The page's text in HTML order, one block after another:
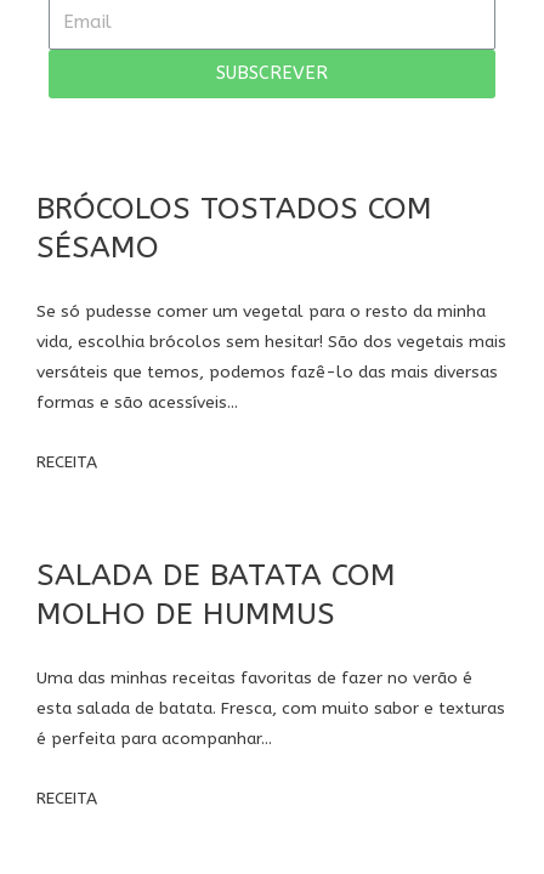
SUBSCREVER
BRÓCOLOS TOSTADOS COM
SÉSAMO
Se só pudesse comer um vegetal para o resto da minha
vida, escolhia brócolos sem hesitar! São dos vegetais mais
versáteis que temos, podemos fazê-lo das mais diversas
formas e são acessíveis...
RECEITA
SALADA DE BATATA COM
MOLHO DE HUMMUS
Uma das minhas receitas favoritas de fazer no verão é
esta salada de batata. Fresca, com muito sabor e texturas
é perfeita para acompanhar...
RECEITA